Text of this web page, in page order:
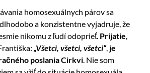
homosexuálnych párov sa
a konzistentne vyjadruje, že
nikomu z ľudí odoprieť. Prijatie
„Všetci, všetci, všetci“, je
poslania Cirkvi . Nie som